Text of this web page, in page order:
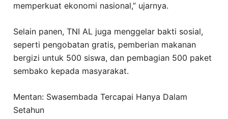
memperkuat ekonomi nasional,” ujarnya.
Selain panen, TNI AL juga menggelar bakti sosial,
seperti pengobatan gratis, pemberian makanan
bergizi untuk 500 siswa, dan pembagian 500 paket
sembako kepada masyarakat.
Mentan: Swasembada Tercapai Hanya Dalam
Setahun